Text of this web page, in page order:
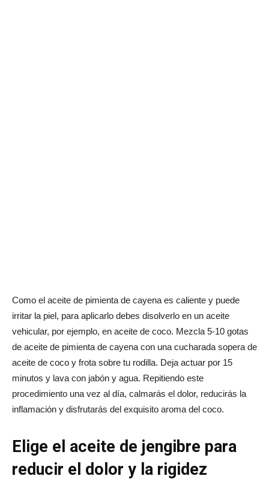
Como el aceite de pimienta de cayena es caliente y puede
irritar la piel, para aplicarlo debes disolverlo en un aceite
vehicular, por ejemplo, en aceite de coco. Mezcla 5-10 gotas
de aceite de pimienta de cayena con una cucharada sopera de
aceite de coco y frota sobre tu rodilla. Deja actuar por 15
minutos y lava con jabón y agua. Repitiendo este
procedimiento una vez al día, calmarás el dolor, reducirás la
inflamación y disfrutarás del exquisito aroma del coco.
Elige el aceite de jengibre para
reducir el dolor y la rigidez